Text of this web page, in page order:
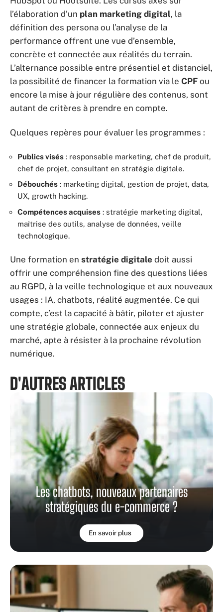
l’élaboration d’un plan marketing digital, la
définition des persona ou l’analyse de la
performance offrent une vue d’ensemble,
concrète et connectée aux réalités du terrain.
L’alternance possible entre présentiel et distanciel,
la possibilité de financer la formation via le CPF ou
encore la mise à jour régulière des contenus, sont
autant de critères à prendre en compte.
Quelques repères pour évaluer les programmes :
Publics visés : responsable marketing, chef de produit,
chef de projet, consultant en stratégie digitale.
Débouchés : marketing digital, gestion de projet, data,
UX, growth hacking.
Compétences acquises : stratégie marketing digital,
maîtrise des outils, analyse de données, veille
technologique.
Une formation en stratégie digitale doit aussi
offrir une compréhension fine des questions liées
au RGPD, à la veille technologique et aux nouveaux
usages : IA, chatbots, réalité augmentée. Ce qui
compte, c’est la capacité à bâtir, piloter et ajuster
une stratégie globale, connectée aux enjeux du
marché, apte à résister à la prochaine révolution
numérique.
D'AUTRES ARTICLES
Les chatbots, nouveaux partenaires
stratégiques du e-commerce ?
En savoir plus